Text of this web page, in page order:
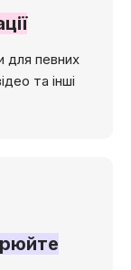
для певних
та інші